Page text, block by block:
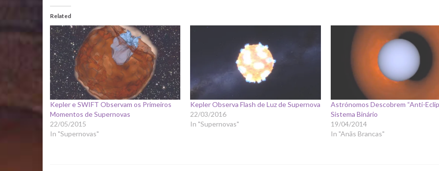
Related
Kepler e SWIFT Observam os Primeiros
Momentos de Supernovas
22/05/2015
In "Supernovas"
Kepler Observa Flash de Luz de Supernova
22/03/2016
In "Supernovas"
Astrónomos Descobrem “Anti-
Sistema Binário
19/04/2014
In "Anãs Brancas"